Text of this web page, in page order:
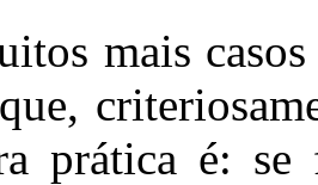
mais
prática é: